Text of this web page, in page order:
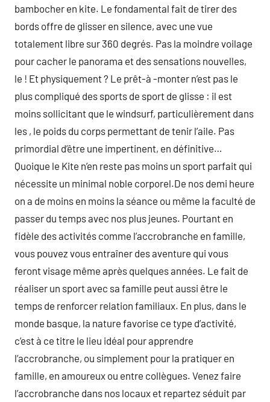
bambocher en kite. Le fondamental fait de tirer des
bords offre de glisser en silence, avec une vue
totalement libre sur 360 degrés. Pas la moindre voilage
pour cacher le panorama et des sensations nouvelles,
le ! Et physiquement ? Le prêt-à -monter n’est pas le
plus compliqué des sports de sport de glisse : il est
moins sollicitant que le windsurf, particulièrement dans
les , le poids du corps permettant de tenir l’aile. Pas
primordial d’être une impertinent, en définitive…
Quoique le Kite n’en reste pas moins un sport parfait qui
nécessite un minimal noble corporel.De nos demi heure
on a de moins en moins la séance ou même la faculté de
passer du temps avec nos plus jeunes. Pourtant en
fidèle des activités comme l’accrobranche en famille,
vous pouvez vous entraîner des aventure qui vous
feront visage même après quelques années. Le fait de
réaliser un sport avec sa famille peut aussi être le
temps de renforcer relation familiaux. En plus, dans le
monde basque, la nature favorise ce type d’activité,
c’est à ce titre le lieu idéal pour apprendre
l’accrobranche, ou simplement pour la pratiquer en
famille, en amoureux ou entre collègues. Venez faire
l’accrobranche dans nos locaux et repartez séduit par